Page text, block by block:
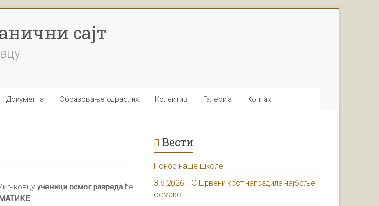
сајт
Документа Образовање одраслих Колектив Галерија Контакт
ученици осмог разредаће
.
Вести
Понос наше школе
3.6.2026. ГО Црвени крст наградила најбоље
осмаке